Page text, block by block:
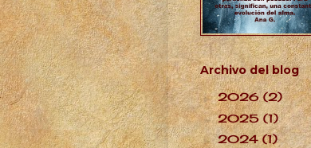
Archivo del blog
►2026(2)
►2025(1)
►2024(1)